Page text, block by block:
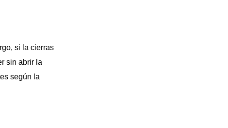
si la cierras
sin abrir la
según la